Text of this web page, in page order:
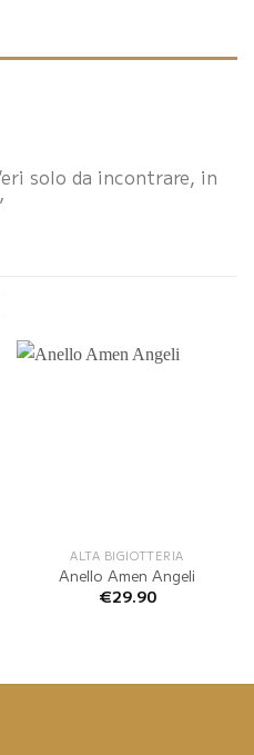
solo da incontrare, in
ALTA BIGIOTTERIA
Anello Amen Angeli
€29.90